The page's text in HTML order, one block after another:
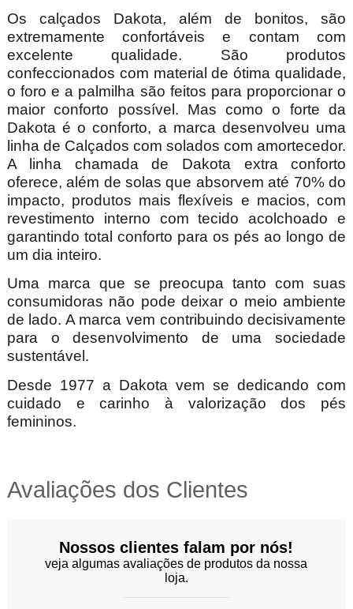
Os calçados Dakota, além de bonitos, são
extremamente confortáveis e contam com
excelente qualidade. São produtos
confeccionados com material de ótima qualidade,
o foro e a palmilha são feitos para proporcionar o
maior conforto possível. Mas como o forte da
Dakota é o conforto, a marca desenvolveu uma
linha de Calçados com solados com amortecedor.
A linha chamada de Dakota extra conforto
oferece, além de solas que absorvem até 70% do
impacto, produtos mais flexíveis e macios, com
revestimento interno com tecido acolchoado e
garantindo total conforto para os pés ao longo de
um dia inteiro.
Uma marca que se preocupa tanto com suas
consumidoras não pode deixar o meio ambiente
de lado. A marca vem contribuindo decisivamente
para o desenvolvimento de uma sociedade
sustentável.
Desde 1977 a Dakota vem se dedicando com
cuidado e carinho à valorização dos pés
femininos.
Avaliações dos Clientes
Nossos clientes falam por nós!
veja algumas avaliações de produtos da nossa
loja.